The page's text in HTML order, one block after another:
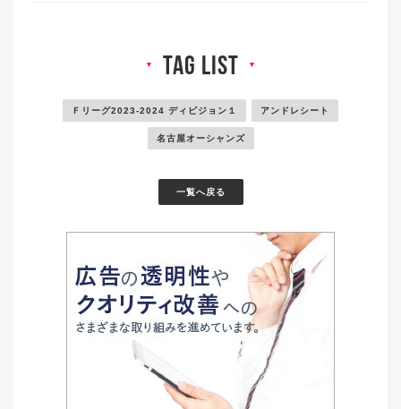
▼ tag list ▼
Ｆリーグ2023-2024 ディビジョン１ アンドレシート
名古屋オーシャンズ
一覧へ戻る